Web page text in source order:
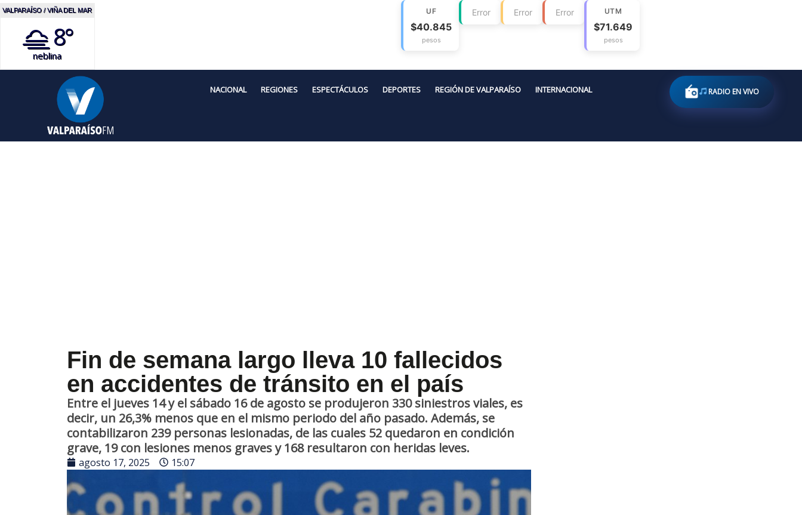
VALPARAÍSO / VIÑA DEL MAR
8°
neblina
UF
$40.845
pesos
Error Error Error UTM
$71.649
pesos
NACIONAL REGIONES ESPECTÁCULOS DEPORTES REGIÓN DE VALPARAÍSO INTERNACIONAL RADIO EN VIVO
Fin de semana largo lleva 10 fallecidos
en accidentes de tránsito en el país
Entre el jueves 14 y el sábado 16 de agosto se produjeron 330 siniestros viales, es
decir, un 26,3% menos que en el mismo periodo del año pasado. Además, se
contabilizaron 239 personas lesionadas, de las cuales 52 quedaron en condición
grave, 19 con lesiones menos graves y 168 resultaron con heridas leves.
agosto 17, 2025 15:07